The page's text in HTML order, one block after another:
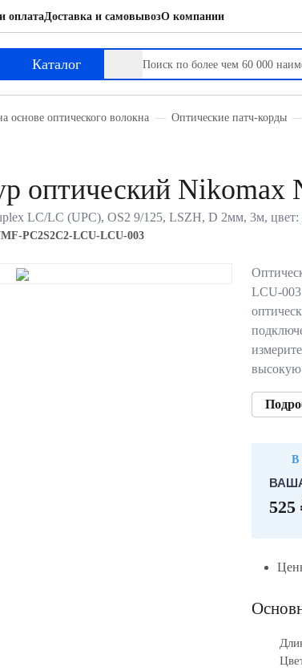
оплатаДоставка и самовывозО компании
Каталог
основе оптического волокна Оптические патч-корды
оптический Nikomax
LC/LC (UPC), OS2 9/125, LSZH, D 2мм, 3м,
PC2S2C2-LCU-LCU-003
LCU-003
В
525